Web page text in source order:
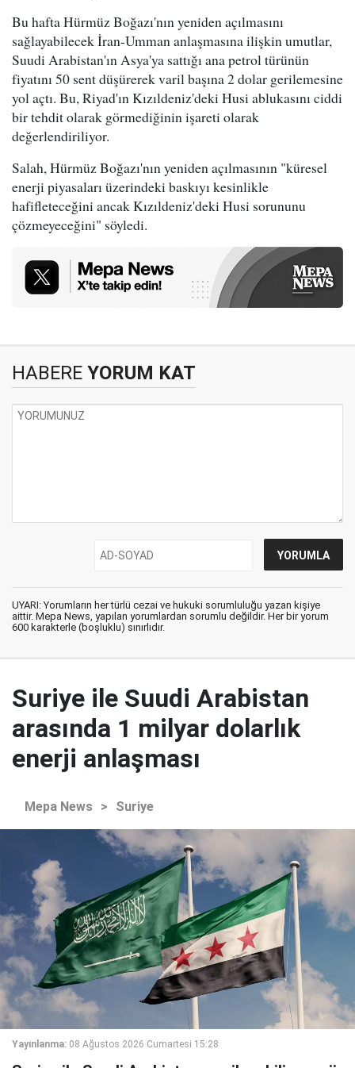
Bu hafta Hürmüz Boğazı'nın yeniden açılmasını
sağlayabilecek İran-Umman anlaşmasına ilişkin umutlar,
Suudi Arabistan'ın Asya'ya sattığı ana petrol türünün
fiyatını 50 sent düşürerek varil başına 2 dolar gerilemesine
yol açtı. Bu, Riyad'ın Kızıldeniz'deki Husi ablukasını ciddi
bir tehdit olarak görmediğinin işareti olarak
değerlendiriliyor.
Salah, Hürmüz Boğazı'nın yeniden açılmasının "küresel
enerji piyasaları üzerindeki baskıyı kesinlikle
hafifleteceğini ancak Kızıldeniz'deki Husi sorununu
çözmeyeceğini" söyledi.
HABERE YORUM KAT
UYARI: Yorumların her türlü cezai ve hukuki sorumluluğu yazan kişiye
aittir. Mepa News, yapılan yorumlardan sorumlu değildir. Her bir yorum
600 karakterle (boşluklu) sınırlıdır.
Suriye ile Suudi Arabistan
arasında 1 milyar dolarlık
enerji anlaşması
Mepa News > Suriye
Yayınlanma: 08 Ağustos 2026 Cumartesi 15:28